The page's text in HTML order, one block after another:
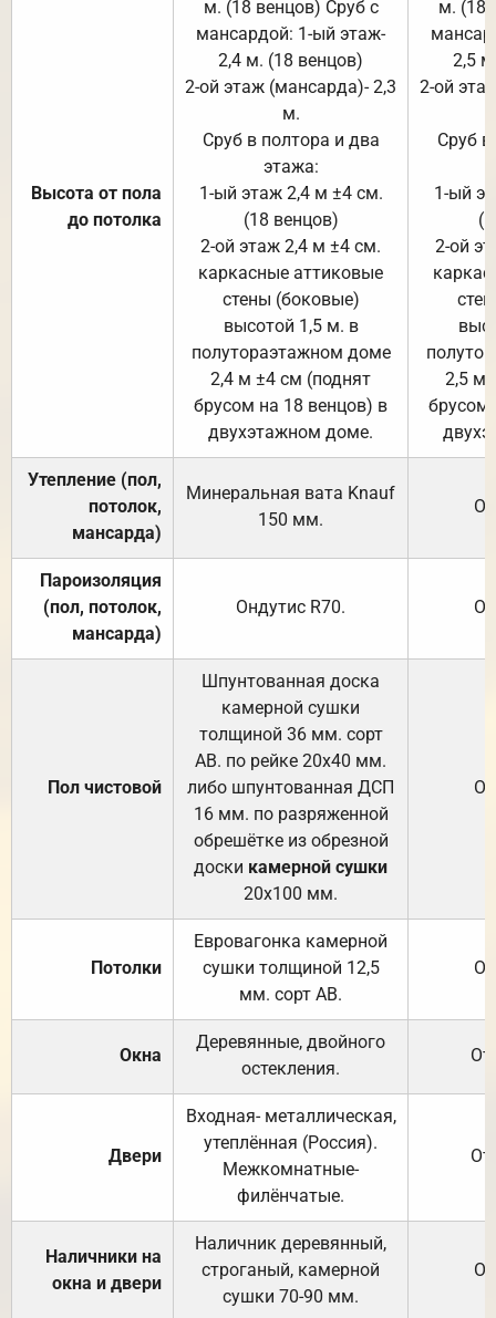
Высота от пола
до потолка
м. (18 венцов) Сруб с
мансардой: 1-ый этаж-
2,4 м. (18 венцов)
2-ой этаж (мансарда)- 2,3
м.
Сруб в полтора и два
этажа:
1-ый этаж 2,4 м ±4 см.
(18 венцов)
2-ой этаж 2,4 м ±4 см.
каркасные аттиковые
стены (боковые)
высотой 1,5 м. в
полутораэтажном доме
2,4 м ±4 см (поднят
брусом на 18 венцов) в
двухэтажном доме.
м. (18
2,5
2-ой
Сруб
1-ый
2-ой
2,5 м
брусом
Утепление (пол,
потолок,
мансарда)
Минеральная вата Knauf
150 мм.
Пароизоляция
(пол, потолок,
мансарда)
Ондутис R70.
Пол чистовой
Шпунтованная доска
камерной сушки
толщиной 36 мм. сорт
АВ. по рейке 20х40 мм.
либо шпунтованная ДСП
16 мм. по разряженной
обрешётке из обрезной
доски камерной сушки
20х100 мм.
Потолки
Евровагонка камерной
сушки толщиной 12,5
мм. сорт АВ.
Окна
Деревянные, двойного
остекления.
Двери
Входная- металлическая,
утеплённая (Россия).
Межкомнатные-
филёнчатые.
Наличники на
окна и двери
Наличник деревянный,
строганый, камерной
сушки 70-90 мм.